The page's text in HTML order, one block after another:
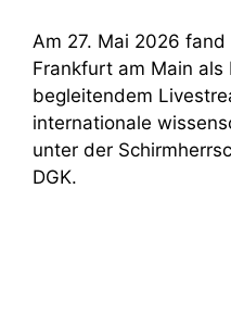
Am 27. Mai 2026 fand
Frankfurt am Main
begleitendem
internationale
unter der
DGK.